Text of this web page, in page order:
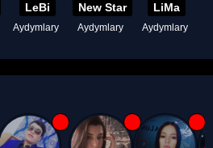
LeBi
Aydymlary
New Star
Aydymlary
LiMa
Aydymlary